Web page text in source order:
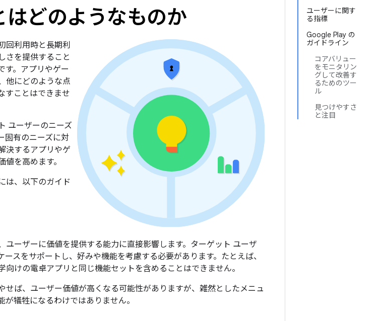
ユーザーに関す
る指標
Google Play の
ガイドライン
コアバリュー
をモニタリン
グして改善す
るためのツー
ル
見つけやすさ
と注目
はどのようなものか
回利用時と長期利
さを提供すること
す。アプリやゲー
他にどのような点
すことはできませ
ユーザーのニーズ
固有のニーズに対
決するアプリやゲ
を高めます。
は、以下のガイド
ユーザーに価値を提供する能力に直接影響します。ターゲット ユーザ
スをサポートし、好みや機能を考慮する必要があります。たとえば、
けの電卓アプリと同じ機能セットを含めることはできません。
せば、ユーザー価値が高くなる可能性がありますが、雑然としたメニュ
犠牲になるわけではありません。